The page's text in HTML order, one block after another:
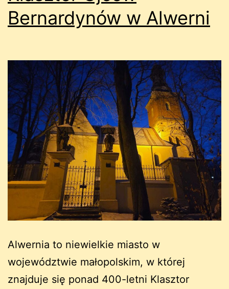
Bernardynów w Alwerni
Alwernia to niewielkie miasto w
województwie małopolskim, w której
znajduje się ponad 400-letni Klasztor